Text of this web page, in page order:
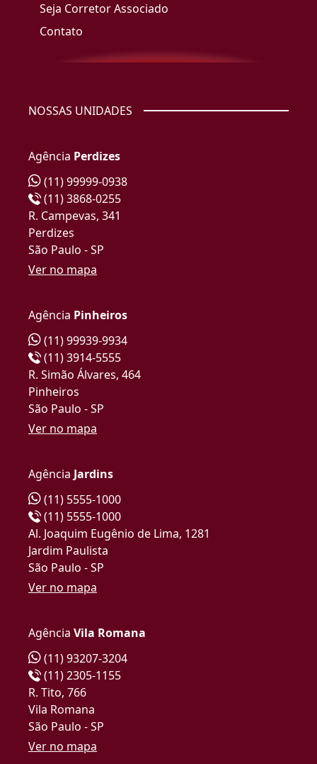
Seja Corretor Associado
Contato
NOSSAS UNIDADES
Agência Perdizes
(11) 99999-0938
(11) 3868-0255
R. Campevas, 341
Perdizes
São Paulo - SP
Ver no mapa
Agência Pinheiros
(11) 99939-9934
(11) 3914-5555
R. Simão Álvares, 464
Pinheiros
São Paulo - SP
Ver no mapa
Agência Jardins
(11) 5555-1000
(11) 5555-1000
Al. Joaquim Eugênio de Lima, 1281
Jardim Paulista
São Paulo - SP
Ver no mapa
Agência Vila Romana
(11) 93207-3204
(11) 2305-1155
R. Tito, 766
Vila Romana
São Paulo - SP
Ver no mapa